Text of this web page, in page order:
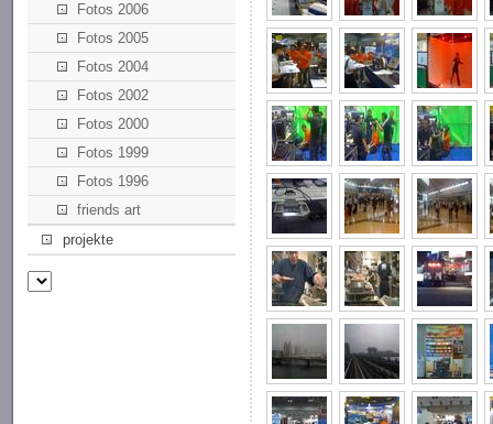
Fotos 2006
Fotos 2005
Fotos 2004
Fotos 2002
Fotos 2000
Fotos 1999
Fotos 1996
friends art
projekte